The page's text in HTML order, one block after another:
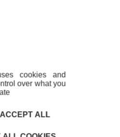
Cliquez ici
cookies and
over what you
ALL